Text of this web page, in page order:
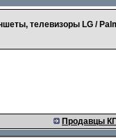
телевизоры LG /
Продавцы